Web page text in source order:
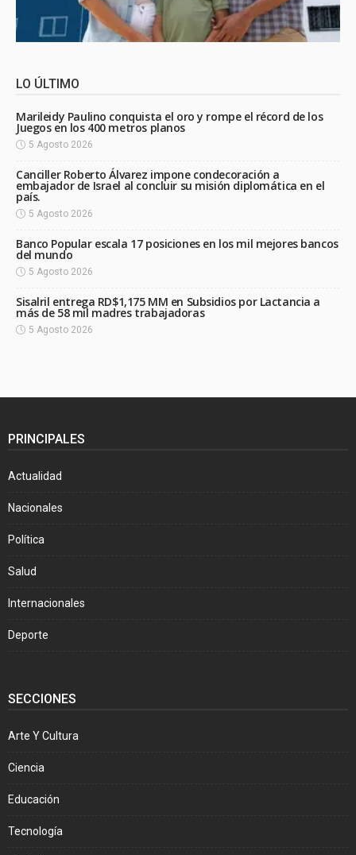
LO ÚLTIMO
Marileidy Paulino conquista el oro y rompe el récord de los
Juegos en los 400 metros planos
5 Agosto 2026
Canciller Roberto Álvarez impone condecoración a
embajador de Israel al concluir su misión diplomática en el
país.
5 Agosto 2026
Banco Popular escala 17 posiciones en los mil mejores bancos
del mundo
5 Agosto 2026
Sisalril entrega RD$1,175 MM en Subsidios por Lactancia a
más de 58 mil madres trabajadoras
5 Agosto 2026
PRINCIPALES
Actualidad
Nacionales
Política
Salud
Internacionales
Deporte
SECCIONES
Arte Y Cultura
Ciencia
Educación
Tecnología